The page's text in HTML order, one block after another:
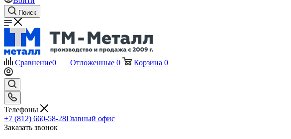
Поиск
Сравнение0 Отложенные 0 Корзина 0
Телефоны
+7 (812) 660-58-28Главный офис
Заказать звонок